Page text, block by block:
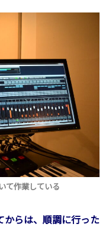
て作業している
からは、順調に行った